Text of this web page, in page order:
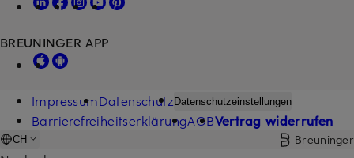
BREUNINGER APP
ImpressumDatenschutz Datenschutzeinstellungen
BarrierefreiheitserklärungAGBVertrag widerrufen
CH Breuninger